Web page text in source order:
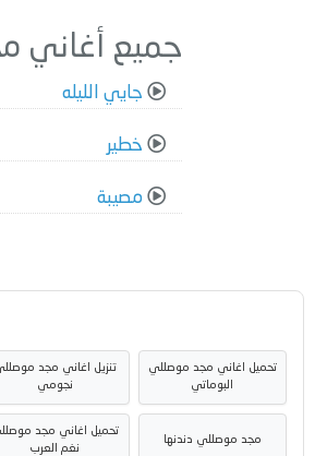
جميع أغاني
جايي الليله
خطير
مصيبة
تحميل اغاني مجد موصللي
البوماتي
تنزيل اغاني مجد
نجومي
مجد موصللي دندنها
تحميل اغاني مجد
نغم العرب